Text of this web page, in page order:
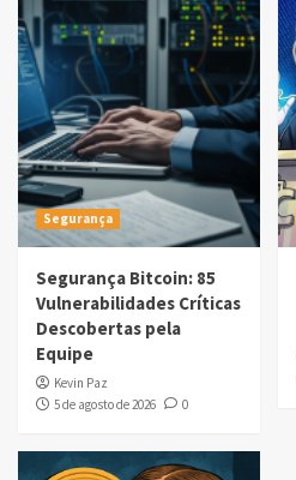
Segurança
Segurança Bitcoin: 85
Vulnerabilidades Críticas
Descobertas pela
Equipe
Kevin Paz
5 de agosto de 2026
0